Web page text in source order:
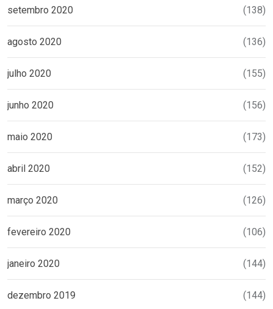
setembro 2020 (138)
agosto 2020 (136)
julho 2020 (155)
junho 2020 (156)
maio 2020 (173)
abril 2020 (152)
março 2020 (126)
fevereiro 2020 (106)
janeiro 2020 (144)
dezembro 2019 (144)